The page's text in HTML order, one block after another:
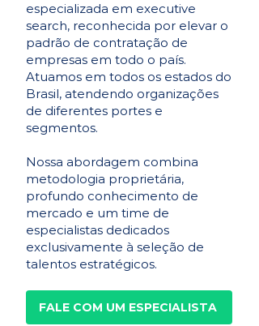
especializada em executive
search, reconhecida por elevar o
padrão de contratação de
empresas em todo o país.
Atuamos em todos os estados do
Brasil, atendendo organizações
de diferentes portes e
segmentos.
Nossa abordagem combina
metodologia proprietária,
profundo conhecimento de
mercado e um time de
especialistas dedicados
exclusivamente à seleção de
talentos estratégicos.
FALE COM UM ESPECIALISTA